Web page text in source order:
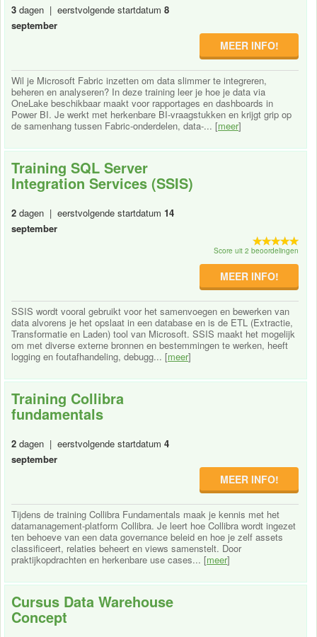
3 dagen | eerstvolgende startdatum 8
september
MEER INFO!
Wil je Microsoft Fabric inzetten om data slimmer te integreren,
beheren en analyseren? In deze training leer je hoe je data via
OneLake beschikbaar maakt voor rapportages en dashboards in
Power BI. Je werkt met herkenbare BI-vraagstukken en krijgt grip op
de samenhang tussen Fabric-onderdelen, data-... [meer]
Training SQL Server
Integration Services (SSIS)
2 dagen | eerstvolgende startdatum 14
september
Score uit 2 beoordelingen
MEER INFO!
SSIS wordt vooral gebruikt voor het samenvoegen en bewerken van
data alvorens je het opslaat in een database en is de ETL (Extractie,
Transformatie en Laden) tool van Microsoft. SSIS maakt het mogelijk
om met diverse externe bronnen en bestemmingen te werken, heeft
logging en foutafhandeling, debugg... [meer]
Training Collibra
fundamentals
2 dagen | eerstvolgende startdatum 4
september
MEER INFO!
Tijdens de training Collibra Fundamentals maak je kennis met het
datamanagement-platform Collibra. Je leert hoe Collibra wordt ingezet
ten behoeve van een data governance beleid en hoe je zelf assets
classificeert, relaties beheert en views samenstelt. Door
praktijkopdrachten en herkenbare use cases... [meer]
Cursus Data Warehouse
Concept